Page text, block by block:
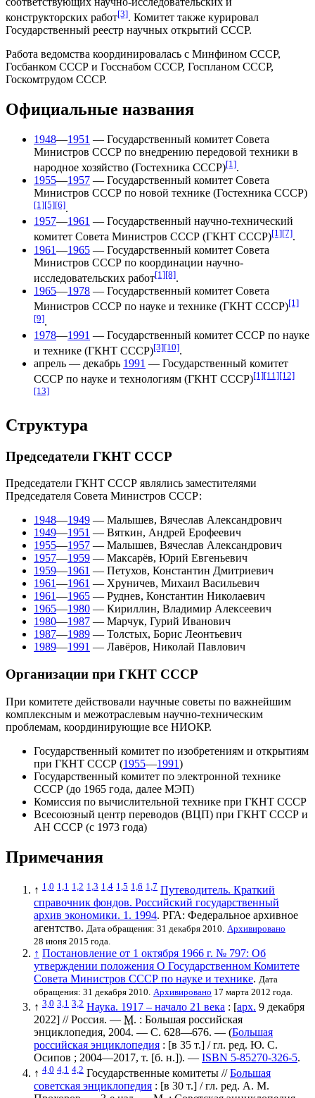
конструкторских работ[3]. Комитет также курировал
Государственный реестр научных открытий СССР.
Работа ведомства координировалась с Минфином СССР,
Госбанком СССР и Госснабом СССР, Госпланом СССР,
Госкомтрудом СССР.
Официальные названия
1948—1951 — Государственный комитет Совета
Министров СССР по внедрению передовой техники в
народное хозяйство (Гостехника СССР)[1].
1955—1957 — Государственный комитет Совета
Министров СССР по новой технике (Гостехника СССР)
[1][5][6].
1957—1961 — Государственный научно-технический
комитет Совета Министров СССР (ГКНТ СССР)[1][7].
1961—1965 — Государственный комитет Совета
Министров СССР по координации научно-
исследовательских работ[1][8].
1965—1978 — Государственный комитет Совета
Министров СССР по науке и технике (ГКНТ СССР)[1]
[9].
1978—1991 — Государственный комитет СССР по науке
и технике (ГКНТ СССР)[3][10].
апрель — декабрь 1991 — Государственный комитет
СССР по науке и технологиям (ГКНТ СССР)[1][11][12]
[13]
Структура
Председатели ГКНТ СССР
Председатели ГКНТ СССР являлись заместителями
Председателя Совета Министров СССР:
1948—1949 — Малышев, Вячеслав Александрович
1949—1951 — Вяткин, Андрей Ерофеевич
1955—1957 — Малышев, Вячеслав Александрович
1957—1959 — Максарёв, Юрий Евгеньевич
1959—1961 — Петухов, Константин Дмитриевич
1961—1961 — Хруничев, Михаил Васильевич
1961—1965 — Руднев, Константин Николаевич
1965—1980 — Кириллин, Владимир Алексеевич
1980—1987 — Марчук, Гурий Иванович
1987—1989 — Толстых, Борис Леонтьевич
1989—1991 — Лавёров, Николай Павлович
Организации при ГКНТ СССР
При комитете действовали научные советы по важнейшим
комплексным и межотраслевым научно-техническим
проблемам, координирующие все НИОКР.
Государственный комитет по изобретениям и открытиям
при ГКНТ СССР (1955—1991)
Государственный комитет по электронной технике
СССР (до 1965 года, далее МЭП)
Комиссия по вычислительной технике при ГКНТ СССР
Всесоюзный центр переводов (ВЦП) при ГКНТ СССР и
АН СССР (с 1973 года)
Примечания
↑ 1,0 1,1 1,2 1,3 1,4 1,5 1,6 1,7 Путеводитель. Краткий
справочник фондов. Российский государственный
архив экономики. 1. 1994. РГА: Федеральное архивное
агентство. Дата обращения: 31 декабря 2010. Архивировано
28 июня 2015 года.
↑ Постановление от 1 октября 1966 г. № 797: Об
утверждении положения О Государственном Комитете
Совета Министров СССР по науке и технике. Дата
обращения: 31 декабря 2010. Архивировано 17 марта 2012 года.
↑ 3,0 3,1 3,2 Наука. 1917 – начало 21 века : [арх. 9 декабря
2022] // Россия. — М. : Большая российская
энциклопедия, 2004. — С. 628—676. — (Большая
российская энциклопедия : [в 35 т.] / гл. ред. Ю. С.
Осипов ; 2004—2017, т. [б. н.]). — ISBN 5-85270-326-5.
↑ 4,0 4,1 4,2 Государственные комитеты //Большая
советская энциклопедия : [в 30 т.] / гл. ред. А. М.